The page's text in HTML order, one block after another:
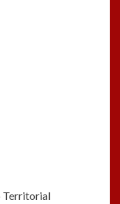
Territorial